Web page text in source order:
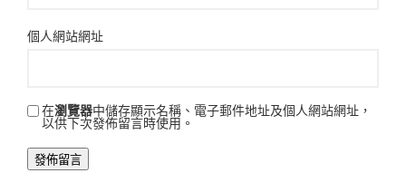
個人網站網址
在瀏覽器中儲存顯示名稱、電子郵件地址及個人網站網址，
以供下次發佈留言時使用。